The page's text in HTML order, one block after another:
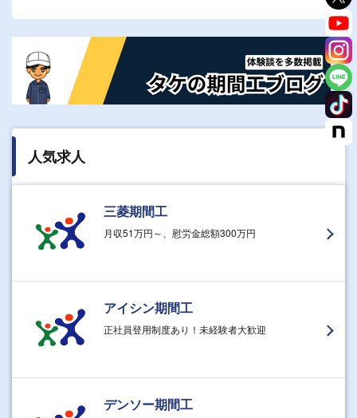
人気求人
三菱期間工
月収51万円～、慰労金総額300万円
アイシン期間工
正社員登用制度あり！未経験者大歓迎
デンソー期間工